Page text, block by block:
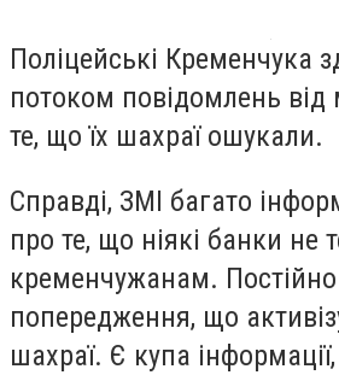
Поліцейські Кременчука
потоком повідомлень
те, що їх шахраї ошукали.
Справді, ЗМІ багато
про те, що ніякі банки не
кременчужанам.
попередження, що
шахраї. Є купа